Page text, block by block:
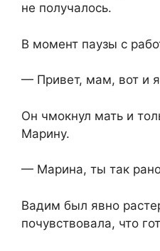
не получалось.
В момент паузы с
— Привет, мам, вот и
Он чмокнул мать и
Марину.
— Марина, ты так
Вадим был явно
почувствовала, что